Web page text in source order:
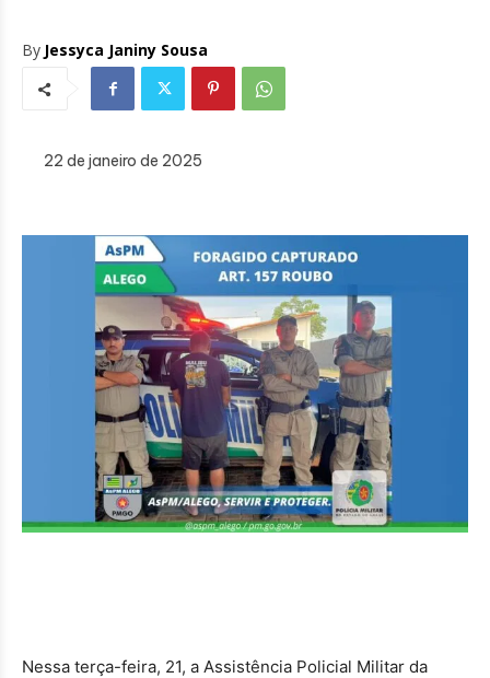
By Jessyca Janiny Sousa
22 de janeiro de 2025
Nessa terça-feira, 21, a Assistência Policial Militar da